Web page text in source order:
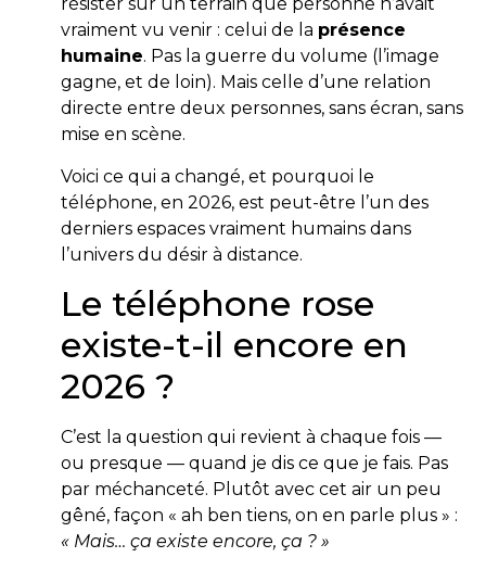
vraiment vu venir : celui de la présence
humaine. Pas la guerre du volume (l’image
gagne, et de loin). Mais celle d’une relation
directe entre deux personnes, sans écran, sans
mise en scène.
Voici ce qui a changé, et pourquoi le
téléphone, en 2026, est peut-être l’un des
derniers espaces vraiment humains dans
l’univers du désir à distance.
Le téléphone rose
existe-t-il encore en
2026 ?
C’est la question qui revient à chaque fois —
ou presque — quand je dis ce que je fais. Pas
par méchanceté. Plutôt avec cet air un peu
gêné, façon « ah ben tiens, on en parle plus » :
« Mais… ça existe encore, ça ? »